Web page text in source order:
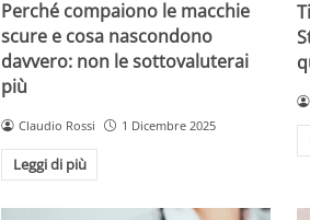
Perché compaiono le macchie
scure e cosa nascondono
davvero: non le sottovaluterai
più
Claudio Rossi 1 Dicembre 2025
Leggi di più